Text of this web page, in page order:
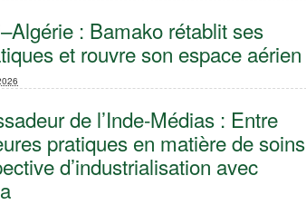
: Bamako rétablit ses
et rouvre son espace aérien
de l’Inde-Médias : Entre
pratiques en matière de soins
d’industrialisation avec